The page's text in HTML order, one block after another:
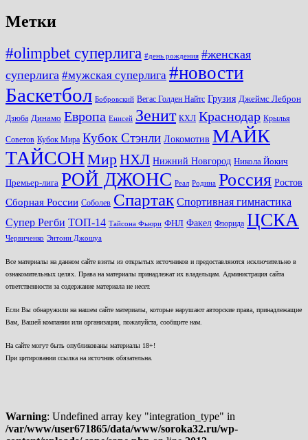
Метки
#olimpbet суперлига #день рождения #женская
суперлига #мужская суперлига #новости
Баскетбол Бобровский Вегас Голден Найтс Грузия Джеймс Леброн
Дзюба Динамо Европа Енисей Зенит КХЛ Краснодар Крылья
Советов Кубок Мира Кубок Стэнли Локомотив МАЙК
ТАЙСОНМирНХЛ Нижний Новгород Никола Йокич
Премьер-лига РОЙ ДЖОНС Реал Родина Россия Ростов
Сборная России Соболев Спартак Спортивная гимнастика
Супер Регби ТОП-14 Тайсона Фьюри ФНЛ Факел Флорида ЦСКА
Червиченко Энтони Джошуа
Все материалы на данном сайте взяты из открытых источников и предоставляются исключительно в
ознакомительных целях. Права на материалы принадлежат их владельцам. Администрация сайта
ответственности за содержание материала не несет.
Если Вы обнаружили на нашем сайте материалы, которые нарушают авторские права, принадлежащие
Вам, Вашей компании или организации, пожалуйста, сообщите нам.
На сайте могут быть опубликованы материалы 18+!
При цитировании ссылка на источник обязательна.
Warning: Undefined array key "integration_type" in
/var/www/user671865/data/www/soroka32.ru/wp-